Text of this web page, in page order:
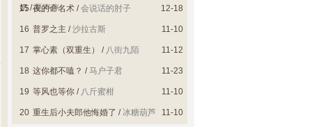
奶/夏声声 12-18
15 夜的命名术 /会说话的肘子
11-10
16 普罗之主 /沙拉古斯
11-12
17 掌心素（双重生） / 八街九陌
11-23
18 这你都不嗑？ /马户子君
11-10
19 等风也等你 / 八斤蜜柑
11-10
20 重生后小夫郎他悔婚了 / 冰糖葫芦